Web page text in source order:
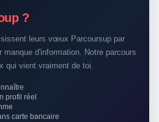
?
leurs vœux Parcoursup par
d'information. Notre parcours
qui vient vraiment de toi.
profil réel
carte bancaire